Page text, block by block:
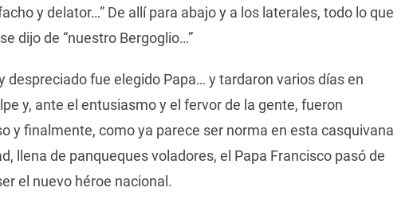
y delator…” De allí para abajo y a los laterales, todo lo que
dijo de “nuestro Bergoglio…”
despreciado fue elegido Papa… y tardaron varios días en
y, ante el entusiasmo y el fervor de la gente, fueron
y finalmente, como ya parece ser norma en esta casquivana
llena de panqueques voladores, el Papa Francisco pasó de
el nuevo héroe nacional.